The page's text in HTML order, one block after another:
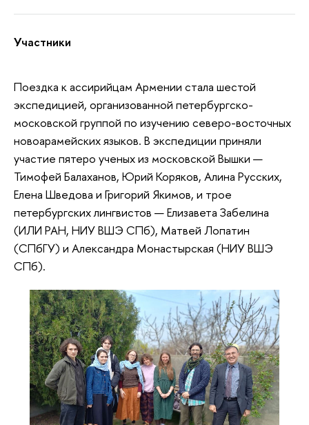
Участники
Поездка к ассирийцам Армении стала шестой
экспедицией, организованной петербургско-
московской группой по изучению северо-восточных
новоарамейских языков. В экспедиции приняли
участие пятеро ученых из московской Вышки —
Тимофей Балаханов, Юрий Коряков, Алина Русских,
Елена Шведова и Григорий Якимов, и трое
петербургских лингвистов — Елизавета Забелина
(ИЛИ РАН, НИУ ВШЭ СПб), Матвей Лопатин
(СПбГУ) и Александра Монастырская (НИУ ВШЭ
СПб).